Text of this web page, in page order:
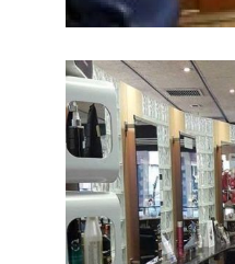
Salón de peluquería
en Barcelona de
PELUQUERÍA